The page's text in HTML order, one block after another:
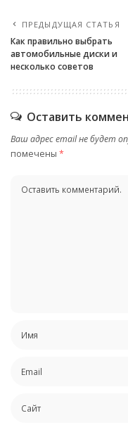
ПРЕДЫДУЩАЯ СТАТЬЯ
Как правильно выбрать
автомобильные диски и
несколько советов
Оставить
Ваш адрес email не будет
помечены *